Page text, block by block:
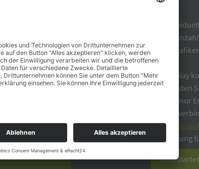
Konfigurieren Sie Ihr
können Farbe, Bauform,
anpassen sowie eigene
hochladen.
Sie haben Ihr Wunschdisplay
Ihren Entwurf ab oder senden
Design nicht verbindlich / nur
Wir erstellen Ihnen ein
den gesamtenLoopos-Kreislauf
Auslieferung und Rückholung
Jetzt